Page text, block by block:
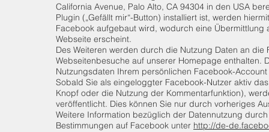
California Avenue, Palo Alto, CA 94304 in den USA
Plugin („Gefällt mir“-Button) installiert ist, werden
Facebook aufgebaut wird, wodurch eine
Webseite erscheint.
Des Weiteren werden durch die Nutzung Daten an
Webseitenbesuche auf unserer Homepage enthalten.
Nutzungsdaten Ihrem persönlichen Facebook-
Sobald Sie als eingeloggter Facebook-Nutzer aktiv
Knopf oder die Nutzung der Kommentarfunktion),
veröffentlicht. Dies können Sie nur durch vorheriges
Weitere Information bezüglich der Datennutzung
Bestimmungen auf Facebook unter http://de-